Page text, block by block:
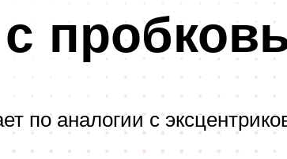
по аналогии с